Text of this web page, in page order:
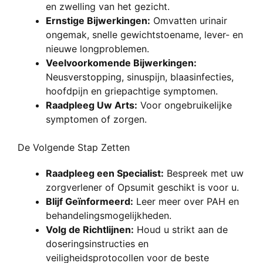
en zwelling van het gezicht.
Ernstige Bijwerkingen: Omvatten urinair
ongemak, snelle gewichtstoename, lever- en
nieuwe longproblemen.
Veelvoorkomende Bijwerkingen:
Neusverstopping, sinuspijn, blaasinfecties,
hoofdpijn en griepachtige symptomen.
Raadpleeg Uw Arts: Voor ongebruikelijke
symptomen of zorgen.
De Volgende Stap Zetten
Raadpleeg een Specialist: Bespreek met uw
zorgverlener of Opsumit geschikt is voor u.
Blijf Geïnformeerd: Leer meer over PAH en
behandelingsmogelijkheden.
Volg de Richtlijnen: Houd u strikt aan de
doseringsinstructies en
veiligheidsprotocollen voor de beste